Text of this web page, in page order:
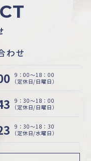
わせ
9：00〜18：00
（定休日/日曜日）
9：30〜18：00
（定休日/日曜日）
9：30〜18：30
（定休日/水曜日）